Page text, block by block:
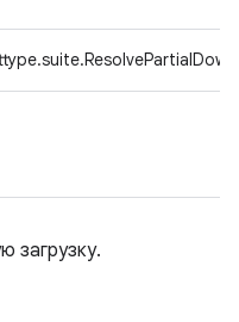
загрузку.